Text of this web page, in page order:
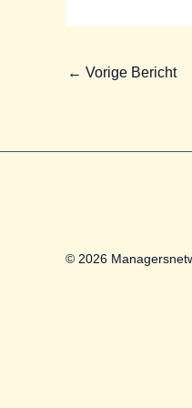
← Vorige Bericht
© 2026